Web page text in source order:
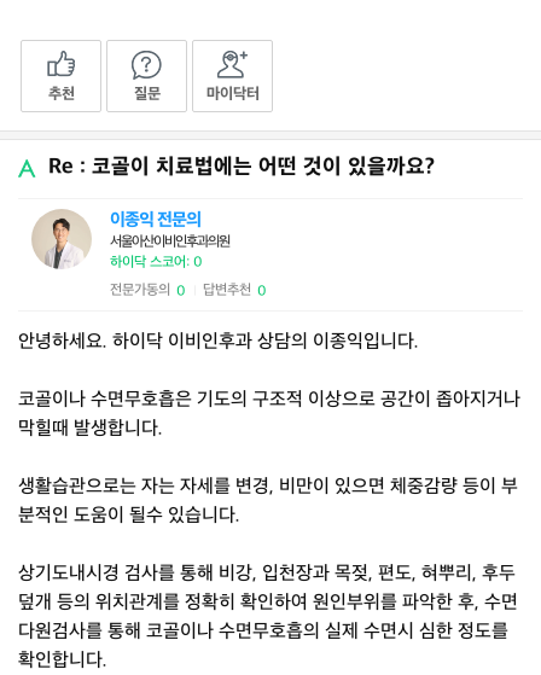
추천 질문 마이닥터
Re : 코골이 치료법에는 어떤 것이 있을까요?
이종익 전문의
서울아산이비인후과의원
하이닥 스코어: 0
전문가동의 0 답변추천 0
안녕하세요. 하이닥 이비인후과 상담의 이종익입니다.
코골이나 수면무호흡은 기도의 구조적 이상으로 공간이 좁아지거나
막힐때 발생합니다.
생활습관으로는 자는 자세를 변경, 비만이 있으면 체중감량 등이 부
분적인 도움이 될수 있습니다.
상기도내시경 검사를 통해 비강, 입천장과 목젖, 편도, 혀뿌리, 후두
덮개 등의 위치관계를 정확히 확인하여 원인부위를 파악한 후, 수면
다원검사를 통해 코골이나 수면무호흡의 실제 수면시 심한 정도를
확인합니다.